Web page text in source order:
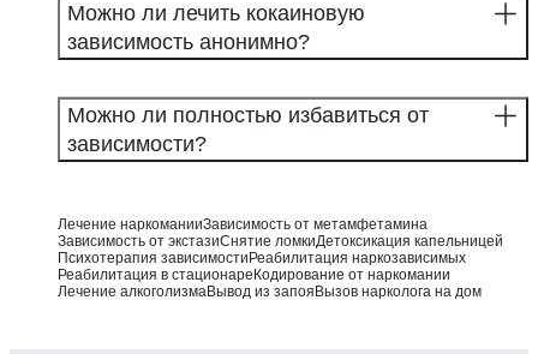
Можно ли лечить кокаиновую
зависимость анонимно?
Можно ли полностью избавиться от
зависимости?
Лечение наркоманииЗависимость от метамфетамина
Зависимость от экстазиСнятие ломкиДетоксикация капельницей
Психотерапия зависимости Реабилитация наркозависимых
Реабилитация в стационаре Кодирование от наркомании
Лечение алкоголизмаВывод из запоя Вызов нарколога на дом